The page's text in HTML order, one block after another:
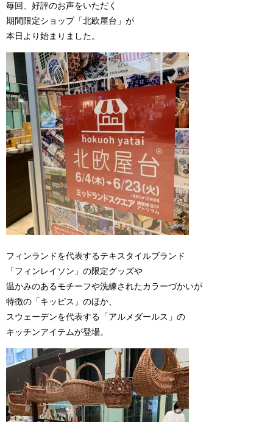
毎回、好評のお声をいただく
期間限定ショップ「北欧屋台」が
本日より始まりました。
フィンランドを代表するテキスタイルブランド
「フィンレイソン」の限定グッズや
温かみのあるモチーフや洗練されたカラーづかいが
特徴の「キッピス」のほか、
スウェーデンを代表する「アルメダールス」の
キッチンアイテムが登場。